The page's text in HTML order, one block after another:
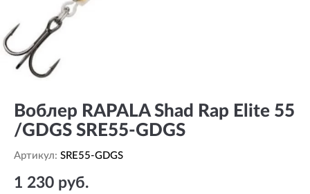
Воблер RAPALA Shad Rap Elite 55
/GDGS SRE55-GDGS
Артикул: SRE55-GDGS
1 230 руб.